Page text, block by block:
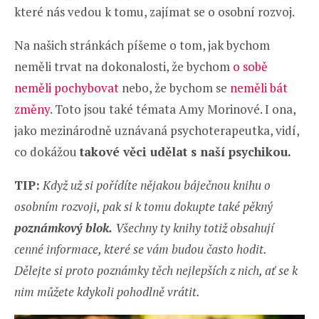
které nás vedou k tomu, zajímat se o osobní rozvoj.
Na našich stránkách píšeme o tom, jak bychom
neměli trvat na dokonalosti, že bychom o sobě
neměli pochybovat nebo, že bychom se neměli bát
změny. Toto jsou také témata Amy Morinové. I ona,
jako mezinárodně uznávaná psychoterapeutka, vidí,
co dokážoutakové věci udělat s naší psychikou.
TIP: Když už si pořídíte nějakou báječnou knihu o
osobním rozvoji, pak si k tomu dokupte také pěkný
poznámkový blok. Všechny ty knihy totiž obsahují
cenné informace, které se vám budou často hodit.
Dělejte si proto poznámky těch nejlepších z nich, ať se k
nim můžete kdykoli pohodlně vrátit.